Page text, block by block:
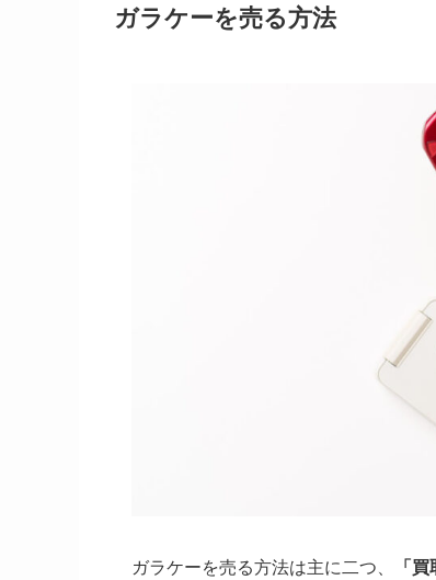
ガラケーを売る方法
ガラケーを売る方法は主に二つ、 「